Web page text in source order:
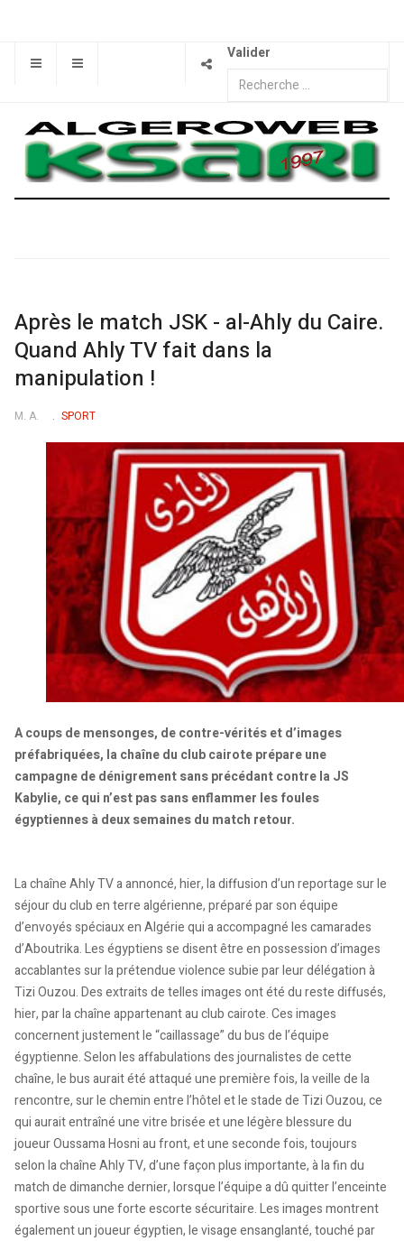
Valider
Après le match JSK - al-Ahly du Caire.
Quand Ahly TV fait dans la
manipulation !
M. A. SPORT
A coups de mensonges, de contre-vérités et d’images
préfabriquées, la chaîne du club cairote prépare une
campagne de dénigrement sans précédant contre la JS
Kabylie, ce qui n’est pas sans enflammer les foules
égyptiennes à deux semaines du match retour.
La chaîne Ahly TV a annoncé, hier, la diffusion d’un reportage sur le
séjour du club en terre algérienne, préparé par son équipe
d’envoyés spéciaux en Algérie qui a accompagné les camarades
d’Aboutrika. Les égyptiens se disent être en possession d’images
accablantes sur la prétendue violence subie par leur délégation à
Tizi Ouzou. Des extraits de telles images ont été du reste diffusés,
hier, par la chaîne appartenant au club cairote. Ces images
concernent justement le “caillassage” du bus de l’équipe
égyptienne. Selon les affabulations des journalistes de cette
chaîne, le bus aurait été attaqué une première fois, la veille de la
rencontre, sur le chemin entre l’hôtel et le stade de Tizi Ouzou, ce
qui aurait entraîné une vitre brisée et une légère blessure du
joueur Oussama Hosni au front, et une seconde fois, toujours
selon la chaîne Ahly TV, d’une façon plus importante, à la fin du
match de dimanche dernier, lorsque l’équipe a dû quitter l’enceinte
sportive sous une forte escorte sécuritaire. Les images montrent
également un joueur égyptien, le visage ensanglanté, touché par